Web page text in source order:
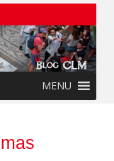
MENU